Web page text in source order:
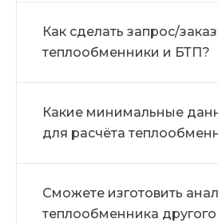
Как сделать запрос/
теплообменники и БТП?
Какие минимальные
для расчёта
Сможете изготовить
теплообменника другого